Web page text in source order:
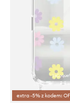
extra -5% z kodem: